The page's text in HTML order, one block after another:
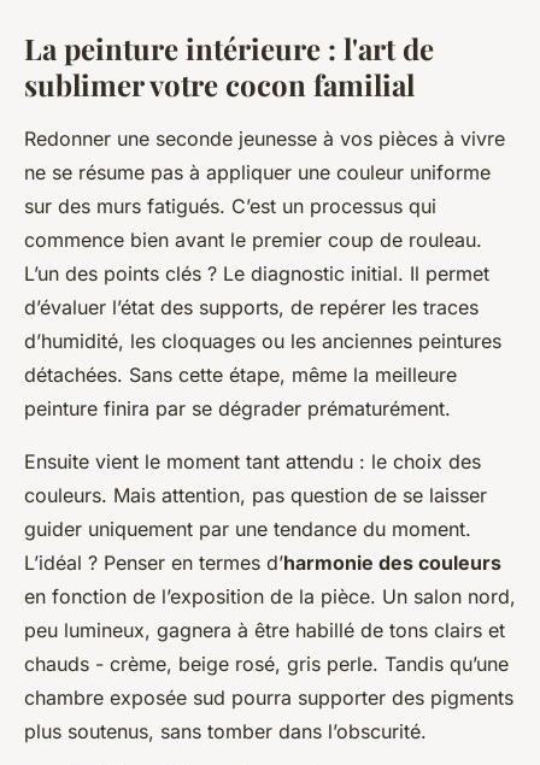
La peinture intérieure : l'art de
sublimer votre cocon familial
Redonner une seconde jeunesse à vos pièces à vivre
ne se résume pas à appliquer une couleur uniforme
sur des murs fatigués. C’est un processus qui
commence bien avant le premier coup de rouleau.
L’un des points clés ? Le diagnostic initial. Il permet
d’évaluer l’état des supports, de repérer les traces
d’humidité, les cloquages ou les anciennes peintures
détachées. Sans cette étape, même la meilleure
peinture finira par se dégrader prématurément.
Ensuite vient le moment tant attendu : le choix des
couleurs. Mais attention, pas question de se laisser
guider uniquement par une tendance du moment.
L’idéal ? Penser en termes d’harmonie des couleurs
en fonction de l’exposition de la pièce. Un salon nord,
peu lumineux, gagnera à être habillé de tons clairs et
chauds - crème, beige rosé, gris perle. Tandis qu’une
chambre exposée sud pourra supporter des pigments
plus soutenus, sans tomber dans l’obscurité.